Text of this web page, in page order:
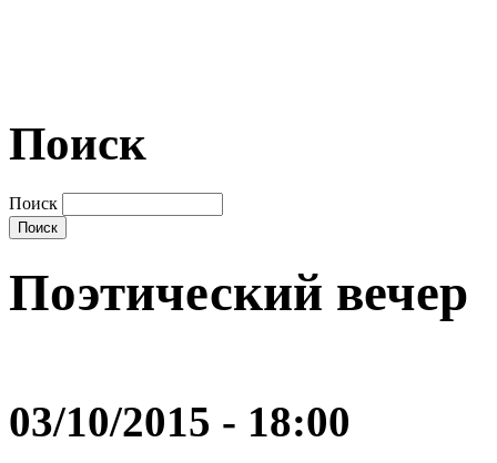
Поиск
Поиск
Поэтический вечер
03/10/2015 - 18:00